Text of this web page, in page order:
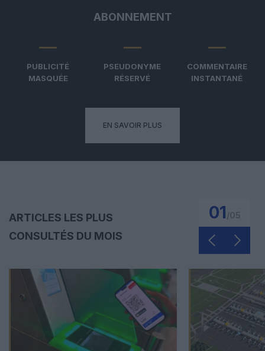
ABONNEMENT
PUBLICITÉ
MASQUÉE
PSEUDONYME
RÉSERVÉ
COMMENTAIRE
INSTANTANÉ
EN SAVOIR PLUS
ARTICLES LES PLUS
CONSULTÉS DU MOIS
01